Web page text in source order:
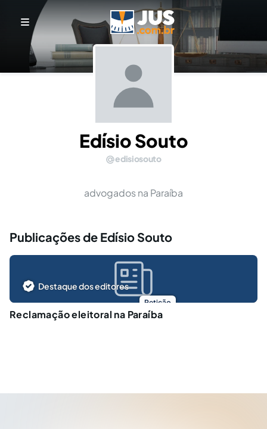
Edísio Souto
edisiosouto
advogados na Paraíba
Publicações de Edísio Souto
Petição
Destaque dos editores
Reclamação eleitoral na Paraíba